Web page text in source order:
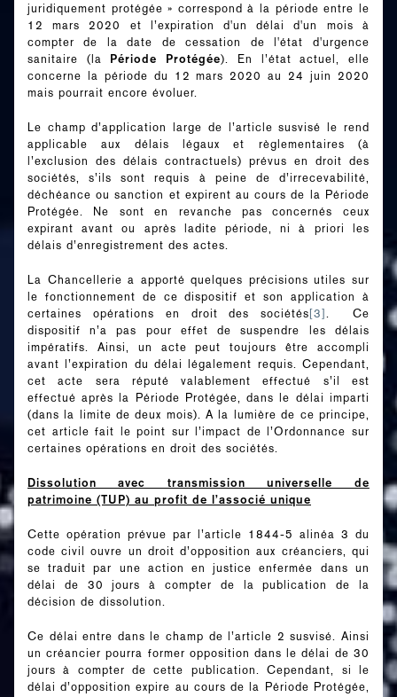
juridiquement protégée » correspond à la période entre le
12 mars 2020 et l’expiration d'un délai d'un mois à
compter de la date de cessation de l'état d'urgence
sanitaire (la Période Protégée). En l’état actuel, elle
concerne la période du 12 mars 2020 au 24 juin 2020
mais pourrait encore évoluer.
Le champ d’application large de l’article susvisé le rend
applicable aux délais légaux et règlementaires (à
l’exclusion des délais contractuels) prévus en droit des
sociétés, s’ils sont requis à peine de d’irrecevabilité,
déchéance ou sanction et expirent au cours de la Période
Protégée. Ne sont en revanche pas concernés ceux
expirant avant ou après ladite période, ni à priori les
délais d’enregistrement des actes.
La Chancellerie a apporté quelques précisions utiles sur
le fonctionnement de ce dispositif et son application à
certaines opérations en droit des sociétés [3]
. Ce
dispositif n’a pas pour effet de suspendre les délais
impératifs. Ainsi, un acte peut toujours être accompli
avant l’expiration du délai légalement requis. Cependant,
cet acte sera réputé valablement effectué s’il est
effectué après la Période Protégée, dans le délai imparti
(dans la limite de deux mois). A la lumière de ce principe,
cet article fait le point sur l’impact de l’Ordonnance sur
certaines opérations en droit des sociétés.
Dissolution avec transmission universelle de
patrimoine (TUP) au profit de l’associé unique
Cette opération prévue par l’article 1844-5 alinéa 3 du
code civil ouvre un droit d’opposition aux créanciers, qui
se traduit par une action en justice enfermée dans un
délai de 30 jours à compter de la publication de la
décision de dissolution.
Ce délai entre dans le champ de l’article 2 susvisé. Ainsi
un créancier pourra former opposition dans le délai de 30
jours à compter de cette publication. Cependant, si le
délai d’opposition expire au cours de la Période Protégée,